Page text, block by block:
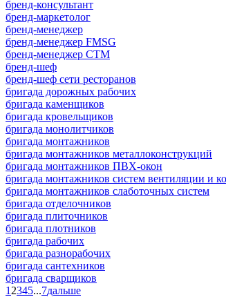
бренд-консультант
бренд-маркетолог
бренд-менеджер
бренд-менеджер FMSG
бренд-менеджер СТМ
бренд-шеф
бренд-шеф сети ресторанов
бригада дорожных рабочих
бригада каменщиков
бригада кровельщиков
бригада монолитчиков
бригада монтажников
бригада монтажников металлоконструкций
бригада монтажников ПВХ-окон
бригада монтажников систем вентиляции и
бригада монтажников слаботочных систем
бригада отделочников
бригада плиточников
бригада плотников
бригада рабочих
бригада разнорабочих
бригада сантехников
бригада сварщиков
1 2345...7дальше